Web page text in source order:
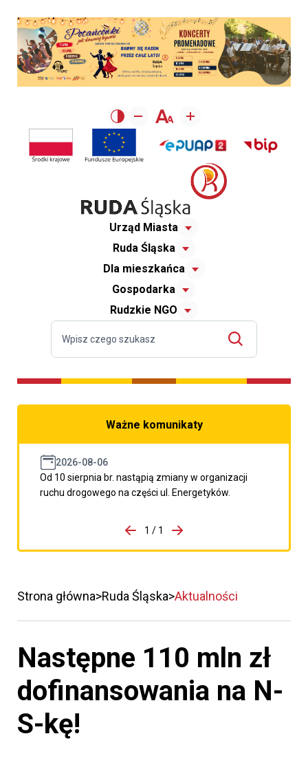
Urząd Miasta
Ruda Śląska
Dla mieszkańca
Gospodarka
Rudzkie NGO
Ważne komunikaty
2026-08-06
Od 10 sierpnia br. nastąpią zmiany w organizacji
ruchu drogowego na części ul. Energetyków.
porzpedniego komunikatu
1 / 1
Przejdź do następnego
Strona główna Ruda Śląska Aktualności
Następne 110 mln zł
dofinansowania na N-
S-kę!